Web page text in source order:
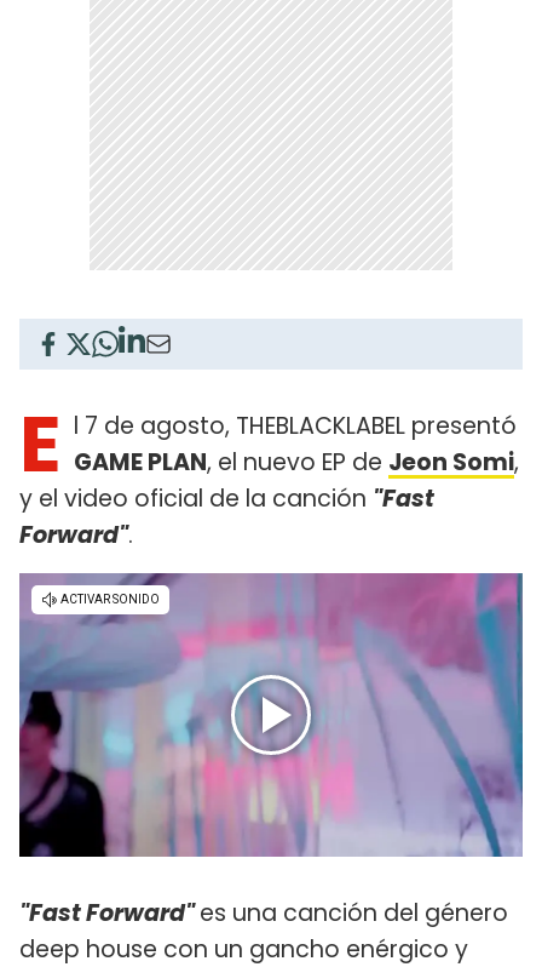
E l 7 de agosto, THEBLACKLABEL presentó
GAME PLAN, el nuevo EP de Jeon Somi,
y el video oficial de la canción "Fast
Forward".
"Fast Forward"es una canción del género
deep house con un gancho enérgico y